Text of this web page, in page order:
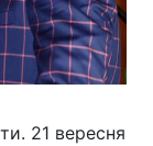
21 вересня